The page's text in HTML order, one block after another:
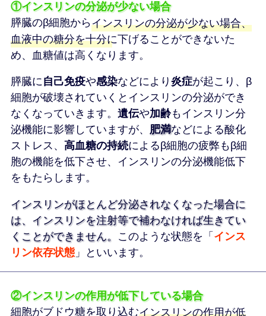
①インスリンの分泌が少ない場合
膵臓のβ細胞からインスリンの分泌が少ない場合、
血液中の糖分を十分に下げることができないた
め、血糖値は高くなります。
膵臓に自己免疫や感染などにより 炎症が起こり、β
細胞が破壊されていくとインスリンの分泌ができ
なくなっていきます。 遺伝や加齢もインスリン分
泌機能に影響していますが、 肥満などによる酸化
ストレス、 高血糖の持続によるβ細胞の疲弊もβ細
胞の機能を低下させ、インスリンの分泌機能低下
をもたらします。
インスリンがほとんど分泌されなくなった場合に
は、インスリンを注射等で補わなければ生きてい
くことができません。 このような状態を「 インス
リン依存状態 」といいます。
②インスリンの作用が低下している場合
細胞がブドウ糖を取り込むインスリンの作用が低